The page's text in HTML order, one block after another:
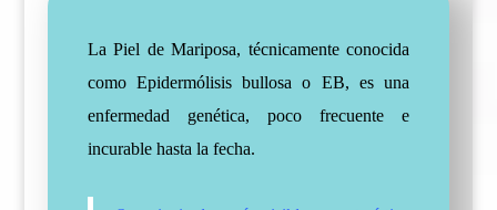
La Piel de Mariposa, técnicamente conocida
como Epidermólisis bullosa o EB, es una
enfermedad genética, poco frecuente e
incurable hasta la fecha.